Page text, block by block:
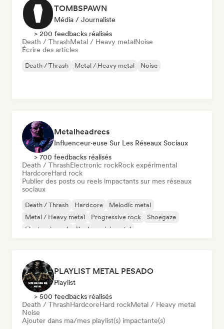
TOMBSPAWN
Média / Journaliste
> 200 feedbacks réalisés
Death / ThrashMetal / Heavy metalNoise
Écrire des articles
Death / Thrash Metal / Heavy metal Noise
Metalheadrecs
Influenceur·euse Sur Les Réseaux Sociaux
> 700 feedbacks réalisés
Death / ThrashElectronic rockRock expérimental
HardcoreHard rock
Publier des posts ou reels impactants sur mes réseaux
sociaux
Death / Thrash Hardcore
Melodic metal
Metal / Heavy metal
Progressive rock
Shoegaze
Electronic rock
Rock expérimental
PLAYLIST METAL PESADO
Playlist
> 500 feedbacks réalisés
Death / ThrashHardcoreHard rockMetal / Heavy metal
Noise
Ajouter dans ma/mes playlist(s) impactante(s)